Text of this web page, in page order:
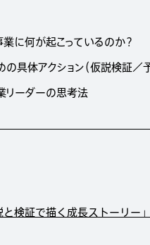
に何が起こっているのか？
具体アクション（仮説検証／
リーダーの思考法
検証で描く成長ストーリー」